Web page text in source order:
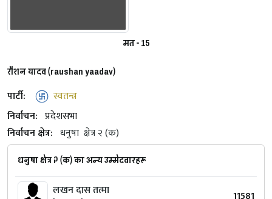
मत - 15
रौशन यादव (raushan yaadav)
पार्टी:
स्वतन्त्र
निर्वाचन: प्रदेशसभा
निर्वाचन क्षेत्र: धनुषा क्षेत्र २ (क)
धनुषा क्षेत्र २ (क) का अन्य उम्मेदवारहरू
लखन दास तत्मा